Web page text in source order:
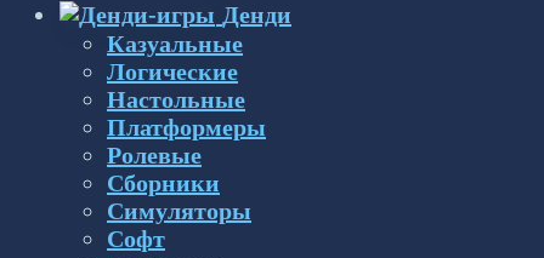
Денди
Казуальные
Логические
Настольные
Платформеры
Ролевые
Сборники
Симуляторы
Софт